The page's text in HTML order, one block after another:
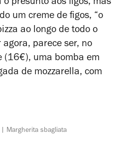
presunto aos figos, mas
um creme de figos, “o
ao longo de todo o
agora, parece ser, no
(16€), uma bomba em
de mozzarella, com
Margherita sbagliata